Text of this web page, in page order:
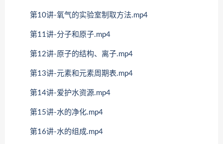
第10讲-氧气的实验室制取方法.mp4
第11讲-分子和原子.mp4
第12讲-原子的结构、离子.mp4
第13讲-元素和元素周期表.mp4
第14讲-爱护水资源.mp4
第15讲-水的净化.mp4
第16讲-水的组成.mp4